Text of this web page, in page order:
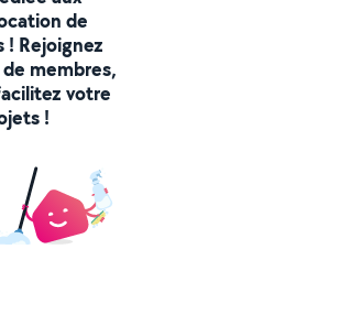
de
! Rejoignez
membres,
votre
!